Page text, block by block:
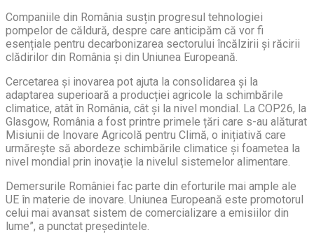
Companiile din România susțin progresul tehnologiei
pompelor de căldură, despre care anticipăm că vor fi
esențiale pentru decarbonizarea sectorului încălzirii și răcirii
clădirilor din România și din Uniunea Europeană.
Cercetarea și inovarea pot ajuta la consolidarea și la
adaptarea superioară a producției agricole la schimbările
climatice, atât în România, cât și la nivel mondial. La COP26, la
Glasgow, România a fost printre primele țări care s-au alăturat
Misiunii de Inovare Agricolă pentru Climă, o inițiativă care
urmărește să abordeze schimbările climatice și foametea la
nivel mondial prin inovație la nivelul sistemelor alimentare.
Demersurile României fac parte din eforturile mai ample ale
UE în materie de inovare. Uniunea Europeană este promotorul
celui mai avansat sistem de comercializare a emisiilor din
lume”, a punctat președintele.